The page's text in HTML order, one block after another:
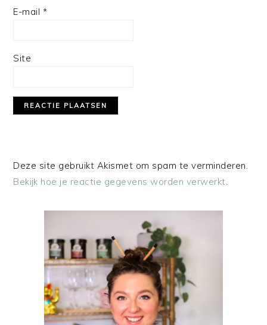
E-mail *
Site
Deze site gebruikt Akismet om spam te verminderen.
Bekijk hoe je reactie gegevens worden verwerkt.